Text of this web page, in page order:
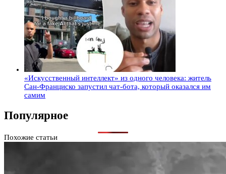
«Искусственный интеллект» из одного человека: житель
Сан-Франциско запустил чат-бота, который оказался им
самим
Популярное
Похожие статьи